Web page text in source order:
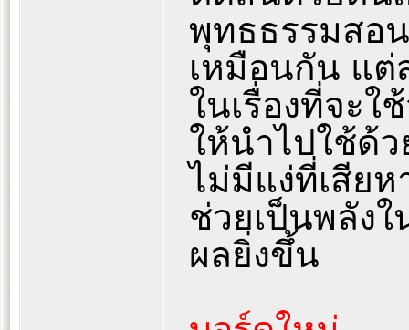
พุทธธรรมสอน
เหมือนกัน แต่
ในเรื่องที่จะใ
ให้นำไปใช้ด้ว
ไม่มีแง่ที่เสีย
ช่วยเป็นพลัง
ผลยิ่งขึ้น